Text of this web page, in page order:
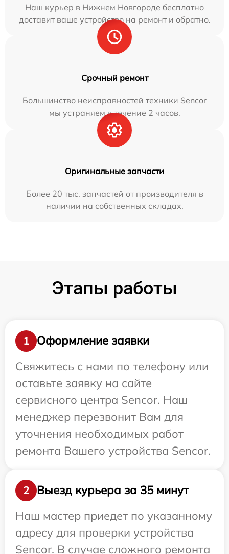
Наш курьер в Нижнем Новгороде бесплатно
доставит ваше устройство на ремонт и обратно.
Срочный ремонт
Большинство неисправностей техники Sencor
мы устраняем в течение 2 часов.
Оригинальные запчасти
Более 20 тыс. запчастей от производителя в
наличии на собственных складах.
Этапы работы
1
Оформление заявки
Свяжитесь с нами по телефону или
оставьте заявку на сайте
сервисного центра Sencor. Наш
менеджер перезвонит Вам для
уточнения необходимых работ
ремонта Вашего устройства Sencor.
2
Выезд курьера за 35 минут
Наш мастер приедет по указанному
адресу для проверки устройства
Sencor. В случае сложного ремонта